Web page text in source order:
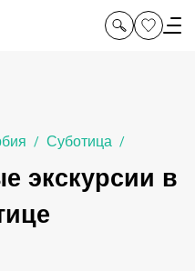
/ Суботица /
экскурсии в